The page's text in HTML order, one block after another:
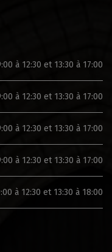
à 12:30 et 13:30 à 17:00
à 12:30 et 13:30 à 17:00
à 12:30 et 13:30 à 17:00
à 12:30 et 13:30 à 17:00
à 12:30 et 13:30 à 18:00